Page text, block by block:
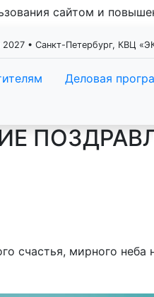
сайтом и
2027 • Санкт-Петербург, КВЦ
Деловая
счастья, мирного неба